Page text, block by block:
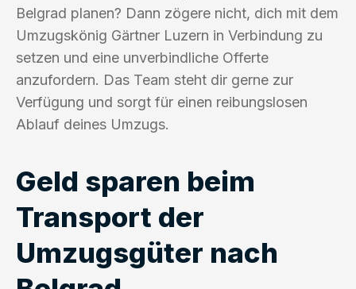
Belgrad planen? Dann zögere nicht, dich mit dem
Umzugskönig Gärtner Luzern in Verbindung zu
setzen und eine unverbindliche Offerte
anzufordern. Das Team steht dir gerne zur
Verfügung und sorgt für einen reibungslosen
Ablauf deines Umzugs.
Geld sparen beim
Transport der
Umzugsgüter nach